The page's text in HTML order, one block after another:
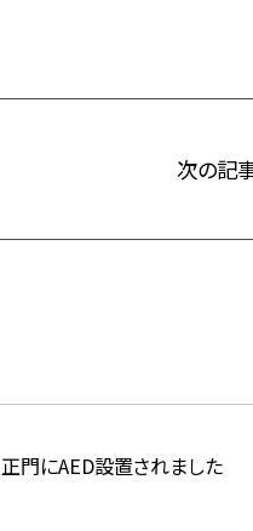
次の記
正門にAED設置されました